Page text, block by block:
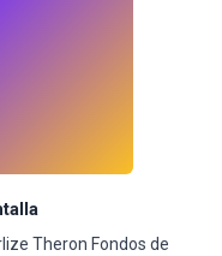
Theron Fondos de